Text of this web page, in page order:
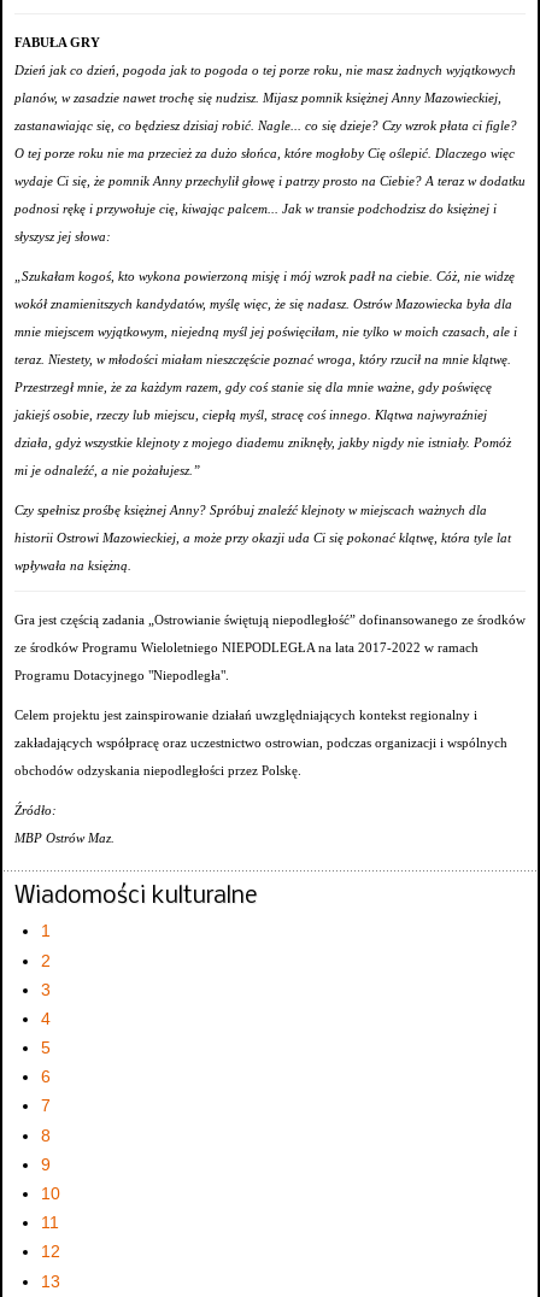
FABUŁA GRY
Dzień jak co dzień, pogoda jak to pogoda o tej porze roku, nie masz żadnych wyjątkowych
planów, w zasadzie nawet trochę się nudzisz. Mijasz pomnik księżnej Anny Mazowieckiej,
zastanawiając się, co będziesz dzisiaj robić. Nagle... co się dzieje? Czy wzrok płata ci figle?
O tej porze roku nie ma przecież za dużo słońca, które mogłoby Cię oślepić. Dlaczego więc
wydaje Ci się, że pomnik Anny przechylił głowę i patrzy prosto na Ciebie? A teraz w dodatku
podnosi rękę i przywołuje cię, kiwając palcem... Jak w transie podchodzisz do księżnej i
słyszysz jej słowa:
„Szukałam kogoś, kto wykona powierzoną misję i mój wzrok padł na ciebie. Cóż, nie widzę
wokół znamienitszych kandydatów, myślę więc, że się nadasz. Ostrów Mazowiecka była dla
mnie miejscem wyjątkowym, niejedną myśl jej poświęciłam, nie tylko w moich czasach, ale i
teraz. Niestety, w młodości miałam nieszczęście poznać wroga, który rzucił na mnie klątwę.
Przestrzegł mnie, że za każdym razem, gdy coś stanie się dla mnie ważne, gdy poświęcę
jakiejś osobie, rzeczy lub miejscu, ciepłą myśl, stracę coś innego. Klątwa najwyraźniej
działa, gdyż wszystkie klejnoty z mojego diademu zniknęły, jakby nigdy nie istniały. Pomóż
mi je odnaleźć, a nie pożałujesz.”
Czy spełnisz prośbę księżnej Anny? Spróbuj znaleźć klejnoty w miejscach ważnych dla
historii Ostrowi Mazowieckiej, a może przy okazji uda Ci się pokonać klątwę, która tyle lat
wpływała na księżną.
Gra jest częścią zadania „Ostrowianie świętują niepodległość” dofinansowanego ze środków
ze środków Programu Wieloletniego NIEPODLEGŁA na lata 2017-2022 w ramach
Programu Dotacyjnego "Niepodległa".
Celem projektu jest zainspirowanie działań uwzględniających kontekst regionalny i
zakładających współpracę oraz uczestnictwo ostrowian, podczas organizacji i wspólnych
obchodów odzyskania niepodległości przez Polskę.
Źródło:
MBP Ostrów Maz.
Wiadomości kulturalne
1
2
3
4
5
6
7
8
9
10
11
12
13